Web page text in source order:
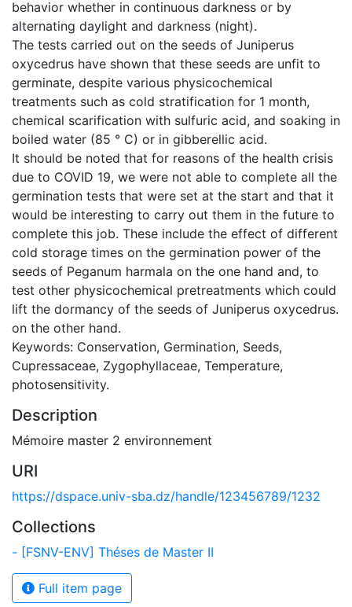
behavior whether in continuous darkness or by
alternating daylight and darkness (night).
The tests carried out on the seeds of Juniperus
oxycedrus have shown that these seeds are unfit to
germinate, despite various physicochemical
treatments such as cold stratification for 1 month,
chemical scarification with sulfuric acid, and soaking in
boiled water (85 ° C) or in gibberellic acid.
It should be noted that for reasons of the health crisis
due to COVID 19, we were not able to complete all the
germination tests that were set at the start and that it
would be interesting to carry out them in the future to
complete this job. These include the effect of different
cold storage times on the germination power of the
seeds of Peganum harmala on the one hand and, to
test other physicochemical pretreatments which could
lift the dormancy of the seeds of Juniperus oxycedrus.
on the other hand.
Keywords: Conservation, Germination, Seeds,
Cupressaceae, Zygophyllaceae, Temperature,
photosensitivity.
Description
Mémoire master 2 environnement
URI
https://dspace.univ-sba.dz/handle/123456789/1232
Collections
- [FSNV-ENV] Théses de Master II
Full item page